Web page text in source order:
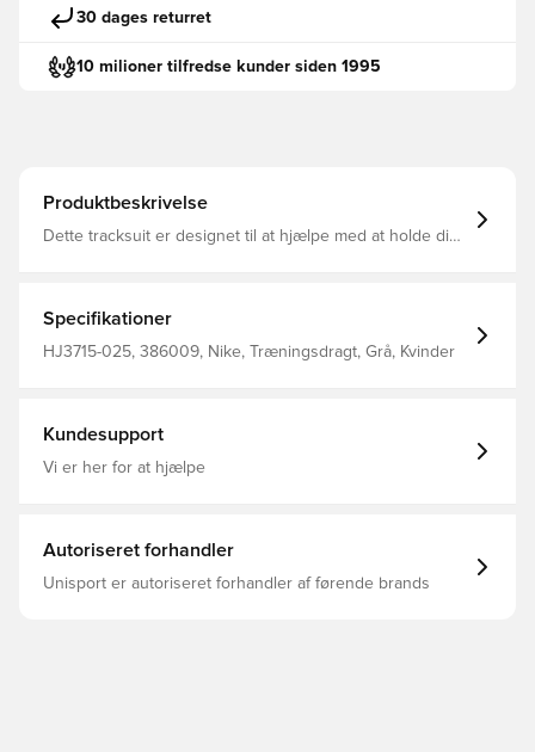
30 dages returret
10 milioner tilfredse kunder siden 1995
Produktbeskrivelse
Dette tracksuit er designet til at hjælpe med at holde dig
svedtransporterende Dri-FIT-teknologi, så den hjælper
med at holde dig kølig og tør, mens du spiller.
Specifikationer
HJ3715-025, 386009, Nike, Træningsdragt, Grå, Kvinder
Kundesupport
Vi er her for at hjælpe
Autoriseret forhandler
Unisport er autoriseret forhandler af førende brands